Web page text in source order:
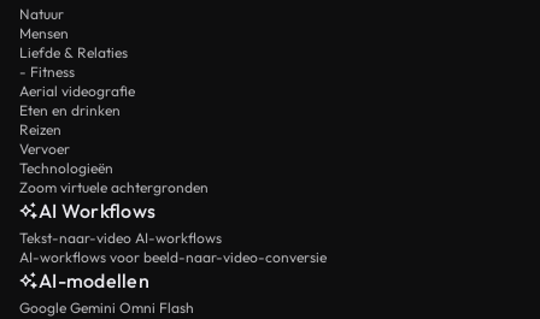
Natuur
Mensen
Liefde & Relaties
- Fitness
Aerial videografie
Eten en drinken
Reizen
Vervoer
Technologieën
Zoom virtuele achtergronden
AI Workflows
Tekst-naar-video AI-workflows
AI-workflows voor beeld-naar-video-conversie
AI-modellen
Google Gemini Omni Flash